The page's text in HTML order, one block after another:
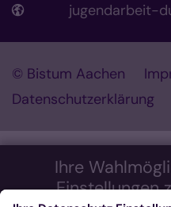
Ihre
Einstellungen
jugendarbeit-
© Bistum Aachen
Datenschutzerklärung